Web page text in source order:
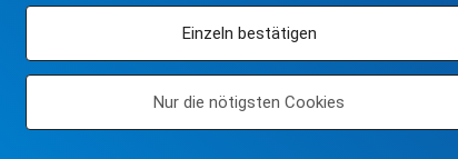
Einzeln bestätigen
Nur die nötigsten Cookies